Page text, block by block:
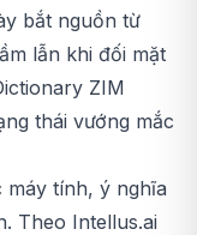
bắt nguồn từ
lẫn khi đối mặt
ZIM
thái vướng mắc
tính, ý nghĩa
Theo Intellus.ai